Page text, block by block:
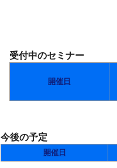
受付中のセミナー
開催日
今後の予定
開催日